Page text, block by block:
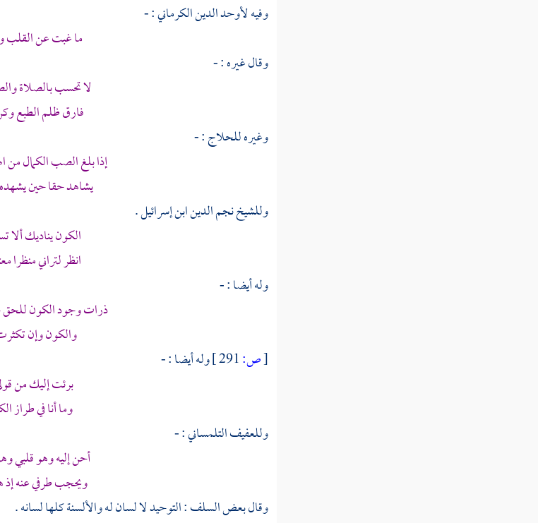
وفيهلأوحد الدين الكرماني: -
ما غبت عن القلب
وقال غيره : -
لا تحسب بالصلاة
فارق ظلم الطبع
وغيرهللحلاج: -
إذا بلغ الصب الكمال
يشاهد حقا حين
وللشيخ نجم الدين ابن إسرائيل.
الكون يناديك
انظر لتراني
وله أيضا : -
ذرات وجود الكون
والكون وإن
[ص:
وله أيضا : -
برئت إليك من
وما أنا في
وللعفيفالتلمساني: -
أحن إليه وهو
ويحجب طرفي عنه إذ
وقال بعض السلف : التوحيد لا لسان له والألسنة كلها لسانه .